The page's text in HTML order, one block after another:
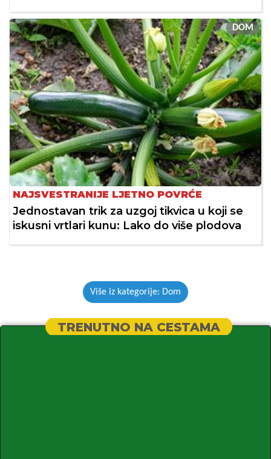
DOM
NAJSVESTRANIJE LJETNO POVRĆE
Jednostavan trik za uzgoj tikvica u koji se
iskusni vrtlari kunu: Lako do više plodova
Više iz kategorije: Dom
TRENUTNO NA CESTAMA